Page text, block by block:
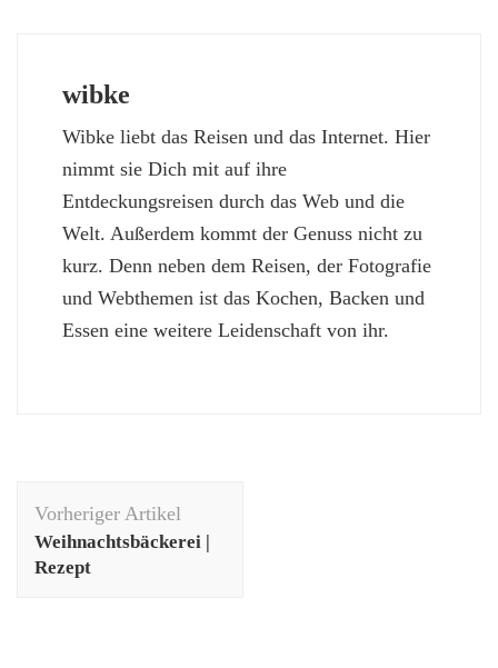
wibke
Wibke liebt das Reisen und das Internet. Hier
nimmt sie Dich mit auf ihre
Entdeckungsreisen durch das Web und die
Welt. Außerdem kommt der Genuss nicht zu
kurz. Denn neben dem Reisen, der Fotografie
und Webthemen ist das Kochen, Backen und
Essen eine weitere Leidenschaft von ihr.
Vorheriger Artikel
Weihnachtsbäckerei |
Rezept